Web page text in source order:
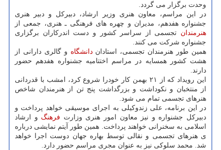
وحدت برگزار می گردد.
در این مراسم، معاون هنری وزیر ارشاد، دبیرکل و دبیر هنری
جشنواره هفدهم، مدیران و چهره های فرهنگی ـ هنری، جمعی از
هنرمندان تجسمی از سراسر کشور و دست اندرکاران برگزاری
جشنواره شرکت می کنند.
همین طور هنرمندان تجسمی، استاداندانشگاه و گالری دارانی از
هشت کشور همسایه در مراسم اختتامیه جشنواره هفدهم حضور
دارند.
این رویداد که از ۲۱ بهمن کار خودرا شروع کرد، امشب با قدردانی
از منتخبان و نکوداشت و بزرگداشت پنج تن از هنرمندان شاخص
هنرهای تجسمی تمام می شود.
در این برنامه، علی زندوکیلی به اجرای موسیقی خواهد پرداخت و
دبیرکل جشنواره و نیز معاون امور هنری وزارت فرهنگ و ارشاد
اسلامی به سخنرانی خواهند پرداخت. همین طور آیتم نمایشی درباره
ی هنرهای تجسمی و نقالی توسط بهاره جهان دوست اجرا خواهد
شد. محمد سلوکی نیز به عنوان مجری مراسم حضور دارد.